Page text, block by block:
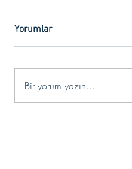
Yorumlar
Bir yorum yazın...